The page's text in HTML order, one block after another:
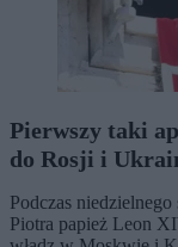
Pierwszy taki
do Rosji i
Podczas
Piotra papież Leon